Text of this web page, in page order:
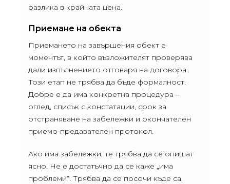
разлика в крайната цена.
Приемане на обекта
Приемането на завършения обект е
моментът, в който възложителят проверява
дали изпълнението отговаря на договора.
Този етап не трябва да бъде формалност.
Добре е да има конкретна процедура –
оглед, списък с констатации, срок за
отстраняване на забележки и окончателен
приемо-предавателен протокол.
Ако има забележки, те трябва да се опишат
ясно. Не е достатъчно да се каже „има
проблеми“. Трябва да се посочи къде са,